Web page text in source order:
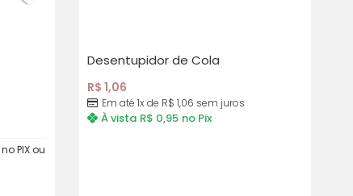
no PIX ou
Desentupidor de Cola
R$ 1,06
Em até 1x de R$ 1,06 sem juros
À vista R$ 0,95 no Pix